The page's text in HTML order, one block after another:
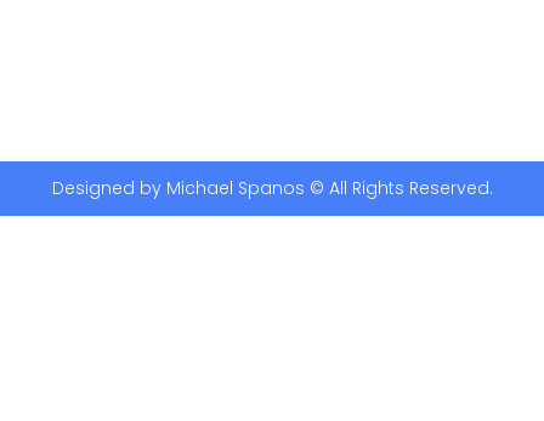
Designed by Michael Spanos © All Rights Reserved.